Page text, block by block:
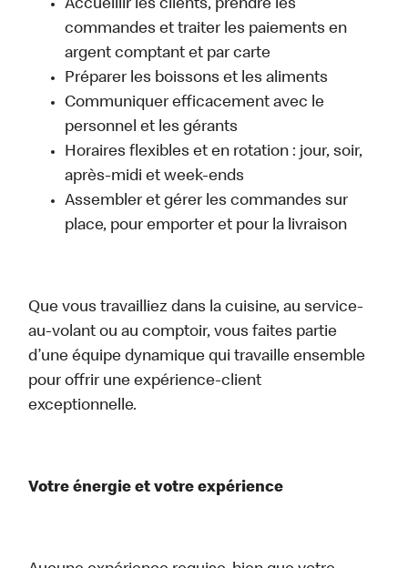
Accueillir les clients, prendre les
commandes et traiter les paiements en
argent comptant et par carte
Préparer les boissons et les aliments
Communiquer efficacement avec le
personnel et les gérants
Horaires flexibles et en rotation : jour, soir,
après-midi et week-ends
Assembler et gérer les commandes sur
place, pour emporter et pour la livraison
Que vous travailliez dans la cuisine, au service-
au-volant ou au comptoir, vous faites partie
d’une équipe dynamique qui travaille ensemble
pour offrir une expérience-client
exceptionnelle.
Votre énergie et votre expérience